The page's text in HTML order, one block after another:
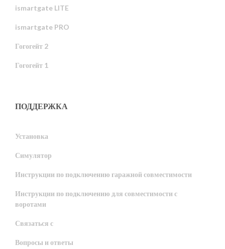
ismartgate LITE
ismartgate PRO
Гогогейт 2
Гогогейт 1
ПОДДЕРЖКА
Установка
Симулятор
Инструкции по подключению гаражной совместимости
Инструкции по подключению для совместимости с
воротами
Связаться с
Вопросы и ответы